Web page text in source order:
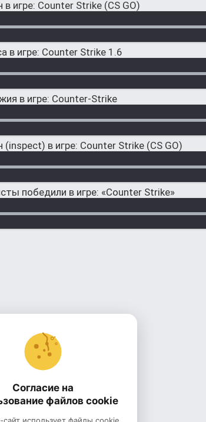
игре: Counter Strike (CS GO)
в игре: Counter Strike 1.6
в игре: Counter-Strike
в игре: Counter Strike (CS GO)
победили в игре: «Counter Strike»
Согласие на
файлов cookie